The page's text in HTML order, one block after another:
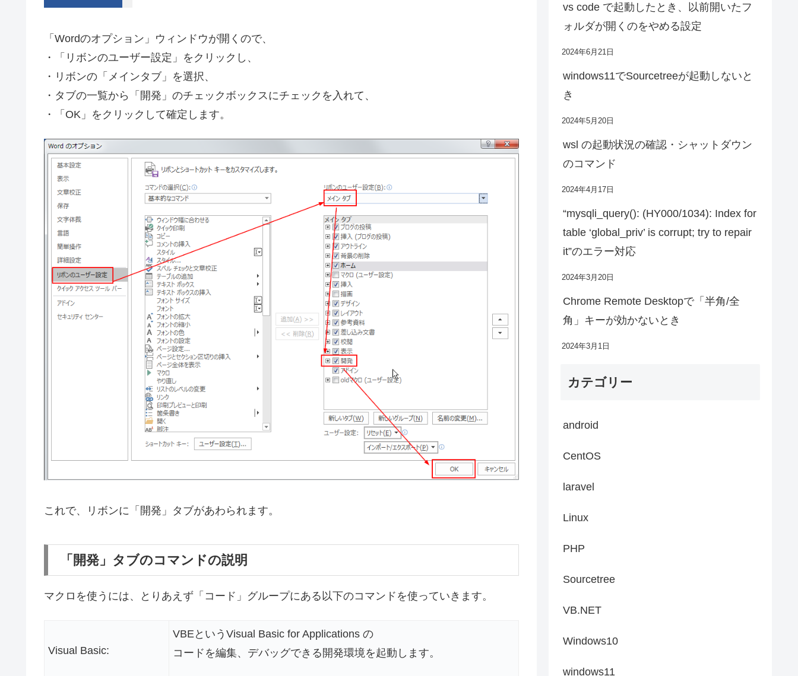
「Wordのオプション」ウィンドウが開くので、
・「リボンのユーザー設定」をクリックし、
・リボンの「メインタブ」を選択、
・タブの一覧から「開発」のチェックボックスにチェックを入れて、
・「OK」をクリックして確定します。
これで、リボンに「開発」タブがあわられます。
「開発」タブのコマンドの説明
マクロを使うには、とりあえず「コード」グループにある以下のコマンドを使っていきます。
Visual Basic:
VBEというVisual Basic for Applications の
コードを編集、デバッグできる開発環境を起動します。
vs code で起動したとき、以前開いたフ
ォルダが開くのをやめる設定
2024年6月21日
windows11でSourcetreeが起動しないと
き
2024年5月20日
wsl の起動状況の確認・シャットダウン
のコマンド
2024年4月17日
“mysqli_query(): (HY000/1034): Index for
table ‘global_priv’ is corrupt; try to repair
it”のエラー対応
2024年3月20日
Chrome Remote Desktopで「半角/全
角」キーが効かないとき
2024年3月1日
カテゴリー
android
CentOS
laravel
Linux
PHP
Sourcetree
VB.NET
Windows10
windows11